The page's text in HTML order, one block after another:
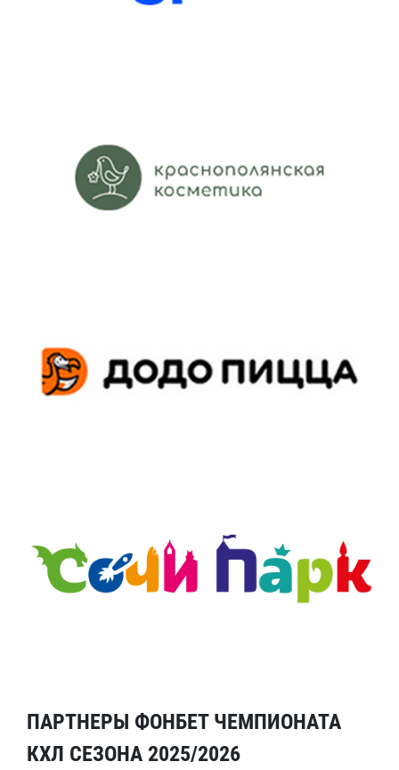
ПАРТНЕРЫ ФОНБЕТ ЧЕМПИОНАТА
КХЛ СЕЗОНА 2025/2026